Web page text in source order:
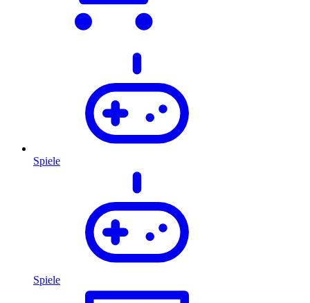
Spiele
Spiele